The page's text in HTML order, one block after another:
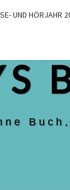
UND HÖRJAHR